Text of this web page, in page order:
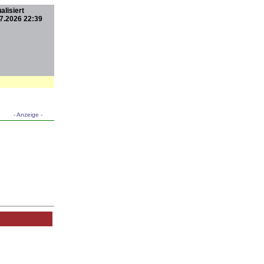
22:39
- Anzeige -